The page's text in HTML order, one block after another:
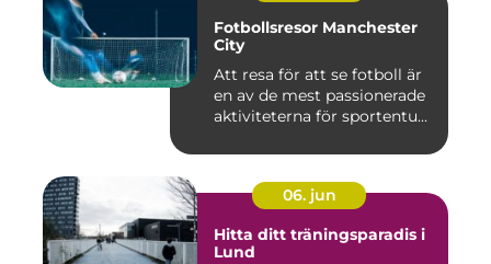
Fotbollsresor Manchester
City
Att resa för att se fotboll är
en av de mest passionerade
aktiviteterna för sportentu...
06. jun
Hitta ditt träningsparadis i
Lund